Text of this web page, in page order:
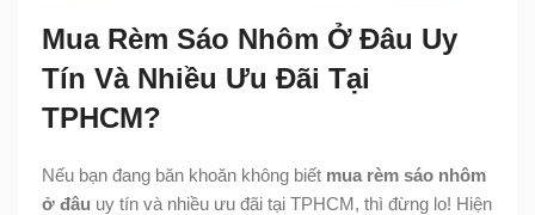
Mua Rèm Sáo Nhôm Ở Đâu Uy
Tín Và Nhiều Ưu Đãi Tại
TPHCM?
Nếu bạn đang băn khoăn không biết mua rèm sáo nhôm
ở đâu uy tín và nhiều ưu đãi tại TPHCM, thì đừng lo! Hiện